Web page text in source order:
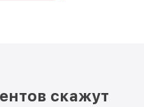
скажут